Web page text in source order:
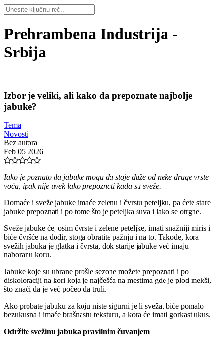
Prehrambena Industrija -
Srbija
Izbor je veliki, ali kako da prepoznate najbolje
jabuke?
Tema
Novosti
Bez autora
Feb 05 2026
Iako je poznato da jabuke mogu da stoje duže od neke druge vrste
voća, ipak nije uvek lako prepoznati kada su sveže.
Domaće i sveže jabuke imaće zelenu i čvrstu peteljku, pa ćete stare
jabuke prepoznati i po tome što je peteljka suva i lako se otrgne.
Sveže jabuke će, osim čvrste i zelene peteljke, imati snažniji miris i
biće čvršće na dodir, stoga obratite pažnju i na to. Takođe, kora
svežih jabuka je glatka i čvrsta, dok starije jabuke već imaju
naboranu koru.
Jabuke koje su ubrane prošle sezone možete prepoznati i po
diskoloraciji na kori koja je najčešća na mestima gde je plod mekši,
što znači da je već počeo da truli.
Ako probate jabuku za koju niste sigurni je li sveža, biće pomalo
bezukusna i imaće brašnastu teksturu, a kora će imati gorkast ukus.
Održite svežinu jabuka pravilnim čuvanjem